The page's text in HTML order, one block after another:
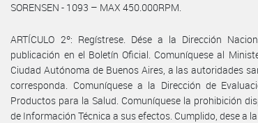
SORENSEN - 1093 – MAX 450.000RPM.
ARTÍCULO 2º: Regístrese. Dése a la Dirección
publicación en el Boletín Oficial. Comuníquese al
Ciudad Autónoma de Buenos Aires, a las autoridades
corresponda. Comuníquese a la Dirección de
Productos para la Salud. Comuníquese la prohibición
de Información Técnica a sus efectos. Cumplido, dese a